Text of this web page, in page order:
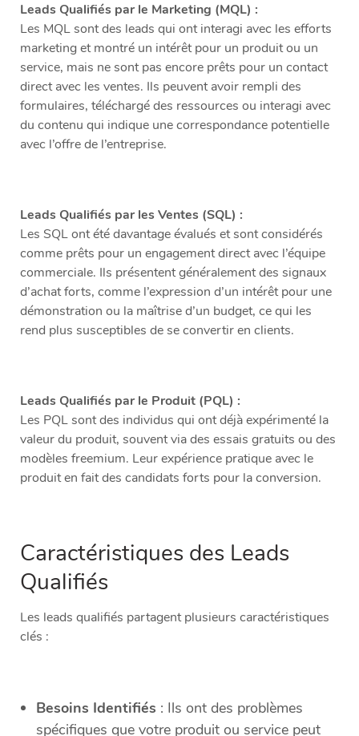
Leads Qualifiés par le Marketing (MQL) :
Les MQL sont des leads qui ont interagi avec les efforts
marketing et montré un intérêt pour un produit ou un
service, mais ne sont pas encore prêts pour un contact
direct avec les ventes. Ils peuvent avoir rempli des
formulaires, téléchargé des ressources ou interagi avec
du contenu qui indique une correspondance potentielle
avec l’offre de l’entreprise.
Leads Qualifiés par les Ventes (SQL) :
Les SQL ont été davantage évalués et sont considérés
comme prêts pour un engagement direct avec l’équipe
commerciale. Ils présentent généralement des signaux
d’achat forts, comme l’expression d’un intérêt pour une
démonstration ou la maîtrise d’un budget, ce qui les
rend plus susceptibles de se convertir en clients.
Leads Qualifiés par le Produit (PQL) :
Les PQL sont des individus qui ont déjà expérimenté la
valeur du produit, souvent via des essais gratuits ou des
modèles freemium. Leur expérience pratique avec le
produit en fait des candidats forts pour la conversion.
Caractéristiques des Leads
Qualifiés
Les leads qualifiés partagent plusieurs caractéristiques
clés :
Besoins Identifiés : Ils ont des problèmes
spécifiques que votre produit ou service peut